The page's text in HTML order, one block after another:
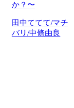
か？〜
田中ててて/マチ
バリ/中條由良